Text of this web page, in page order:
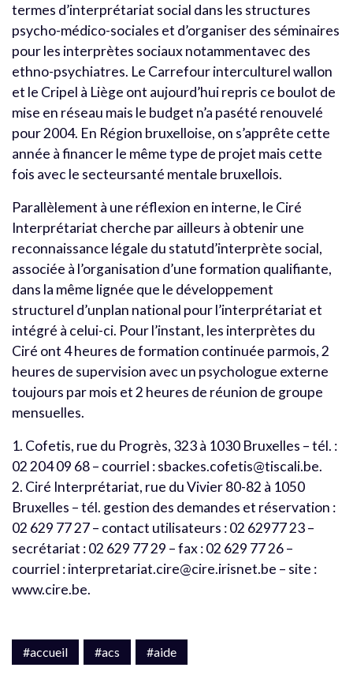
termes d’interprétariat social dans les structures
psycho-médico-sociales et d’organiser des séminaires
pour les interprètes sociaux notammentavec des
ethno-psychiatres. Le Carrefour interculturel wallon
et le Cripel à Liège ont aujourd’hui repris ce boulot de
mise en réseau mais le budget n’a pasété renouvelé
pour 2004. En Région bruxelloise, on s’apprête cette
année à financer le même type de projet mais cette
fois avec le secteursanté mentale bruxellois.
Parallèlement à une réflexion en interne, le Ciré
Interprétariat cherche par ailleurs à obtenir une
reconnaissance légale du statutd’interprète social,
associée à l’organisation d’une formation qualifiante,
dans la même lignée que le développement
structurel d’unplan national pour l’interprétariat et
intégré à celui-ci. Pour l’instant, les interprètes du
Ciré ont 4 heures de formation continuée parmois, 2
heures de supervision avec un psychologue externe
toujours par mois et 2 heures de réunion de groupe
mensuelles.
1. Cofetis, rue du Progrès, 323 à 1030 Bruxelles – tél. :
02 204 09 68 – courriel : sbackes.cofetis@tiscali.be.
2. Ciré Interprétariat, rue du Vivier 80-82 à 1050
Bruxelles – tél. gestion des demandes et réservation :
02 629 77 27 – contact utilisateurs : 02 62977 23 –
secrétariat : 02 629 77 29 – fax : 02 629 77 26 –
courriel : interpretariat.cire@cire.irisnet.be – site :
www.cire.be.
#accueil #acs #aide